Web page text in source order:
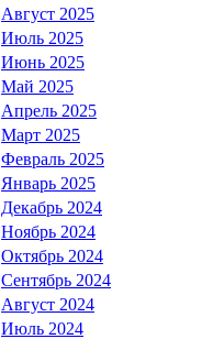
Август 2025
Июль 2025
Июнь 2025
Май 2025
Апрель 2025
Март 2025
Февраль 2025
Январь 2025
Декабрь 2024
Ноябрь 2024
Октябрь 2024
Сентябрь 2024
Август 2024
Июль 2024